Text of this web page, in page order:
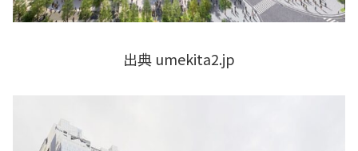
出典 umekita2.jp